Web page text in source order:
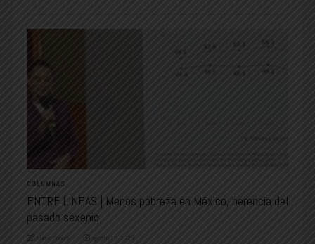
COLUMNAS
ENTRE LÍNEAS | Menos pobreza en México, herencia del
pasado sexenio
Nuevo Sonora agosto 19, 2025